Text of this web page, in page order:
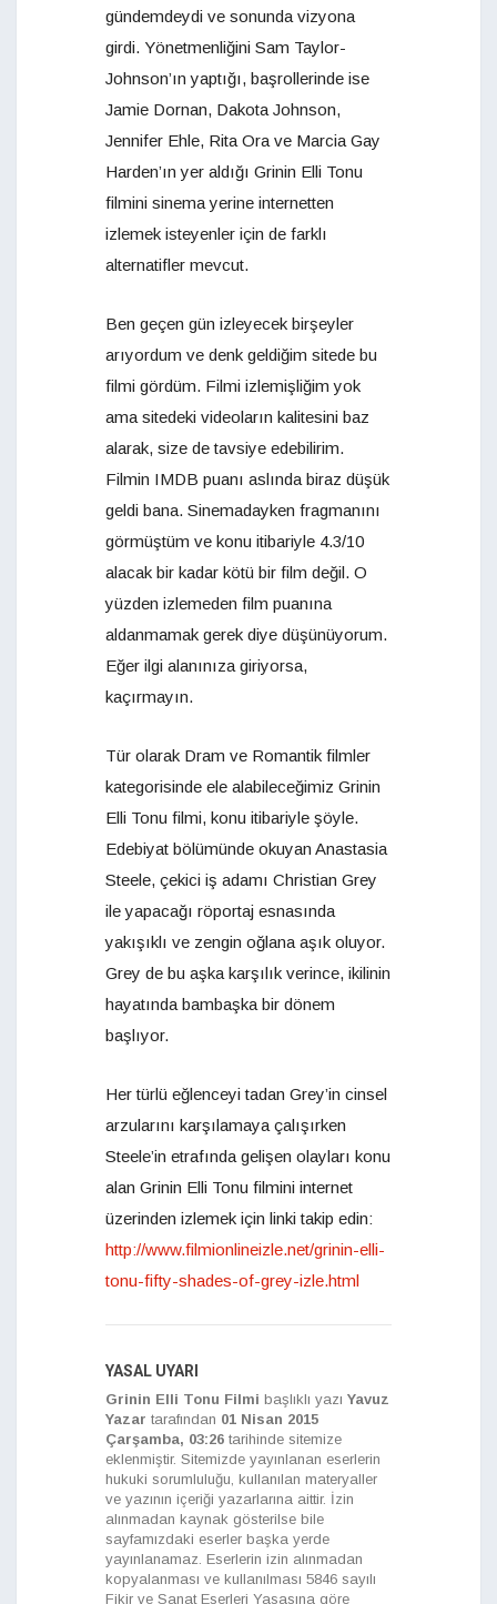
gündemdeydi ve sonunda vizyona
girdi. Yönetmenliğini Sam Taylor-
Johnson’ın yaptığı, başrollerinde ise
Jamie Dornan, Dakota Johnson,
Jennifer Ehle, Rita Ora ve Marcia Gay
Harden’ın yer aldığı Grinin Elli Tonu
filmini sinema yerine internetten
izlemek isteyenler için de farklı
alternatifler mevcut.
Ben geçen gün izleyecek birşeyler
arıyordum ve denk geldiğim sitede bu
filmi gördüm. Filmi izlemişliğim yok
ama sitedeki videoların kalitesini baz
alarak, size de tavsiye edebilirim.
Filmin IMDB puanı aslında biraz düşük
geldi bana. Sinemadayken fragmanını
görmüştüm ve konu itibariyle 4.3/10
alacak bir kadar kötü bir film değil. O
yüzden izlemeden film puanına
aldanmamak gerek diye düşünüyorum.
Eğer ilgi alanınıza giriyorsa,
kaçırmayın.
Tür olarak Dram ve Romantik filmler
kategorisinde ele alabileceğimiz Grinin
Elli Tonu filmi, konu itibariyle şöyle.
Edebiyat bölümünde okuyan Anastasia
Steele, çekici iş adamı Christian Grey
ile yapacağı röportaj esnasında
yakışıklı ve zengin oğlana aşık oluyor.
Grey de bu aşka karşılık verince, ikilinin
hayatında bambaşka bir dönem
başlıyor.
Her türlü eğlenceyi tadan Grey’in cinsel
arzularını karşılamaya çalışırken
Steele’in etrafında gelişen olayları konu
alan Grinin Elli Tonu filmini internet
üzerinden izlemek için linki takip edin:
http://www.filmionlineizle.net/grinin-elli-
tonu-fifty-shades-of-grey-izle.html
YASAL UYARI
Grinin Elli Tonu Filmi başlıklı yazı Yavuz
Yazar tarafından 01 Nisan 2015
Çarşamba, 03:26 tarihinde sitemize
eklenmiştir. Sitemizde yayınlanan eserlerin
hukuki sorumluluğu, kullanılan materyaller
ve yazının içeriği yazarlarına aittir. İzin
alınmadan kaynak gösterilse bile
sayfamızdaki eserler başka yerde
yayınlanamaz. Eserlerin izin alınmadan
kopyalanması ve kullanılması 5846 sayılı
Fikir ve Sanat Eserleri Yasasına göre